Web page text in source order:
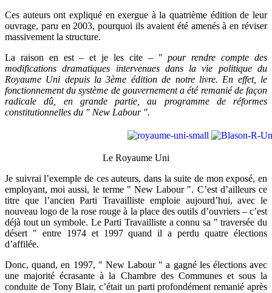
Ces auteurs ont expliqué en exergue à la quatrième édition de leur
ouvrage, paru en 2003, pourquoi ils avaient été amenés à en réviser
massivement la structure.
La raison en est – et je les cite – "pour rendre compte des
modifications dramatiques intervenues dans la vie politique du
Royaume Uni depuis la 3ème édition de notre livre. En effet, le
fonctionnement du système de gouvernement a été remanié de façon
radicale dû, en grande partie, au programme de réformes
constitutionnelles du " New Labour ".
Le Royaume Uni
Je suivrai l’exemple de ces auteurs, dans la suite de mon exposé, en
employant, moi aussi, le terme " New Labour ". C’est d’ailleurs ce
titre que l’ancien Parti Travailliste emploie aujourd’hui, avec le
nouveau logo de la rose rouge à la place des outils d’ouvriers – c’est
déjà tout un symbole. Le Parti Travailliste a connu sa " traversée du
désert " entre 1974 et 1997 quand il a perdu quatre élections
d’affilée.
Donc, quand, en 1997, " New Labour " a gagné les élections avec
une majorité écrasante à la Chambre des Communes et sous la
conduite de Tony Blair, c’était un parti profondément remanié après